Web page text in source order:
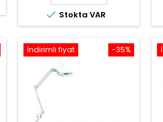
 Stokta VAR
-35%
İndirimli fiyat